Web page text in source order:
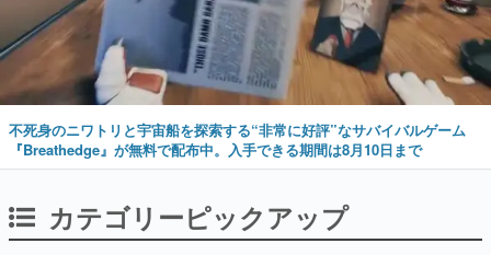
不死身のニワトリと宇宙船を探索する“非常に好評”なサバイバルゲーム
『Breathedge』が無料で配布中。入手できる期間は8月10日まで
カテゴリーピックアップ